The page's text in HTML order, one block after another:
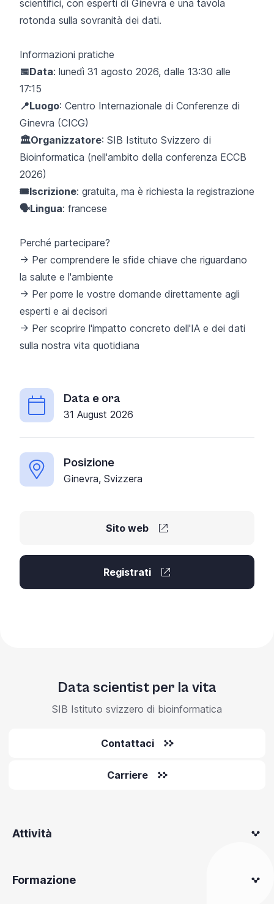
scientifici, con esperti di Ginevra e una tavola
rotonda sulla sovranità dei dati.
Informazioni pratiche
📅Data: lunedì 31 agosto 2026, dalle 13:30 alle
17:15
📍Luogo: Centro Internazionale di Conferenze di
Ginevra (CICG)
🏛️Organizzatore: SIB Istituto Svizzero di
Bioinformatica (nell'ambito della conferenza ECCB
2026)
🎟️Iscrizione: gratuita, ma è richiesta la registrazione
🗣️Lingua: francese
Perché partecipare?
→ Per comprendere le sfide chiave che riguardano
la salute e l'ambiente
→ Per porre le vostre domande direttamente agli
esperti e ai decisori
→ Per scoprire l'impatto concreto dell'IA e dei dati
sulla nostra vita quotidiana
Data e ora
31 August 2026
Posizione
Ginevra, Svizzera
Sito web
Registrati
Data scientist per la vita
SIB Istituto svizzero di bioinformatica
Contattaci
Carriere
Attività
Formazione